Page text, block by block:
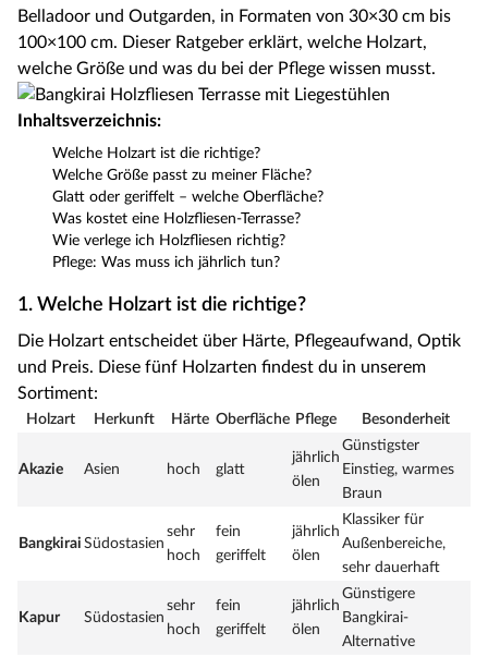
Belladoor und Outgarden, in Formaten von 30×30 cm bis
100×100 cm. Dieser Ratgeber erklärt, welche Holzart,
welche Größe und was du bei der Pflege wissen musst.
Inhaltsverzeichnis:
Welche Holzart ist die richtige?
Welche Größe passt zu meiner Fläche?
Glatt oder geriffelt – welche Oberfläche?
Was kostet eine Holzfliesen-Terrasse?
Wie verlege ich Holzfliesen richtig?
Pflege: Was muss ich jährlich tun?
1. Welche Holzart ist die richtige?
Die Holzart entscheidet über Härte, Pflegeaufwand, Optik
und Preis. Diese fünf Holzarten findest du in unserem
Sortiment:
Holzart Herkunft Härte Oberfläche Pflege Besonderheit
Akazie Asien hoch glatt
jährlich
ölen
Günstigster
Einstieg, warmes
Braun
Bangkirai Südostasien
sehr
hoch
fein
geriffelt
jährlich
ölen
Klassiker für
Außenbereiche,
sehr dauerhaft
Kapur Südostasien
sehr
hoch
fein
geriffelt
jährlich
ölen
Günstigere
Bangkirai-
Alternative